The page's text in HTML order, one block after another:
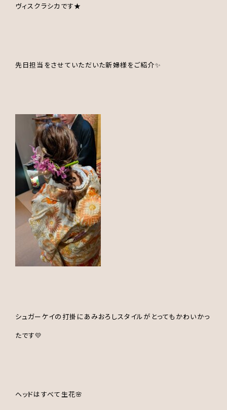
ヴィスクラシカです★
先日担当をさせていただいた新婦様をご紹介✨
シュガーケイの打掛にあみおろしスタイルがとってもかわいかっ
たです💛
ヘッドはすべて生花🌸